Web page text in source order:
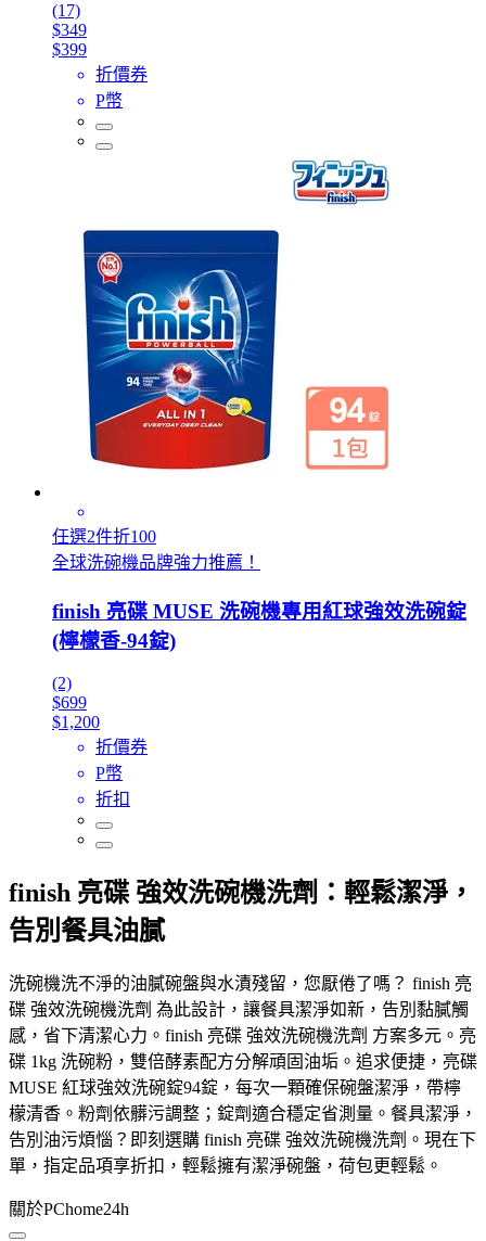
(17)
$349
$399
折價券
P幣
任選2件折100
全球洗碗機品牌強力推薦！
finish 亮碟 MUSE 洗碗機專用紅球強效洗碗錠
(檸檬香-94錠)
(2)
$699
$1,200
折價券
P幣
折扣
finish 亮碟 強效洗碗機洗劑：輕鬆潔淨，
告別餐具油膩
洗碗機洗不淨的油膩碗盤與水漬殘留，您厭倦了嗎？ finish 亮
碟 強效洗碗機洗劑 為此設計，讓餐具潔淨如新，告別黏膩觸
感，省下清潔心力。finish 亮碟 強效洗碗機洗劑 方案多元。亮
碟 1kg 洗碗粉，雙倍酵素配方分解頑固油垢。追求便捷，亮碟
MUSE 紅球強效洗碗錠94錠，每次一顆確保碗盤潔淨，帶檸
檬清香。粉劑依髒污調整；錠劑適合穩定省測量。餐具潔淨，
告別油污煩惱？即刻選購 finish 亮碟 強效洗碗機洗劑。現在下
單，指定品項享折扣，輕鬆擁有潔淨碗盤，荷包更輕鬆。
關於PChome24h